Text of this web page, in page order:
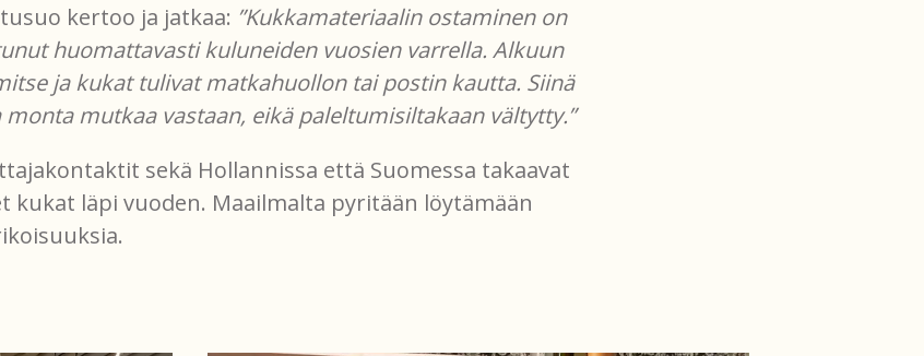
kertoo ja jatkaa: ”Kukkamateriaalin ostaminen on
huomattavasti kuluneiden vuosien varrella. Alkuun
ja kukat tulivat matkahuollon tai postin kautta. Siinä
mutkaa vastaan, eikä paleltumisiltakaan vältytty.”
sekä Hollannissa että Suomessa takaavat
kukat läpi vuoden. Maailmalta pyritään löytämään